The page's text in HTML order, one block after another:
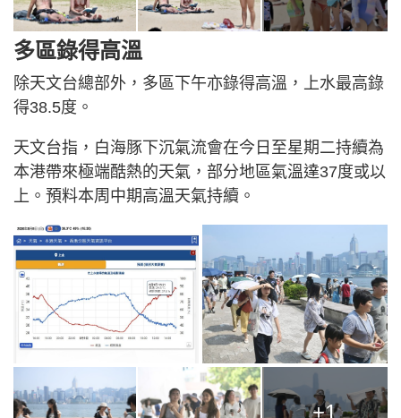
多區錄得高溫
除天文台總部外，多區下午亦錄得高溫，上水最高錄
得38.5度。
天文台指，白海豚下沉氣流會在今日至星期二持續為
本港帶來極端酷熱的天氣，部分地區氣溫達37度或以
上。預料本周中期高溫天氣持續。
+1